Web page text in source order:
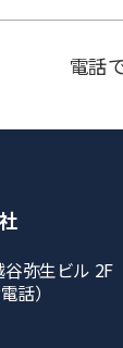
電話
弥⽣ビル 2F
話）